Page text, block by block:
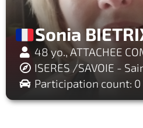
Sonia
48 yo., ATTACHEE
ISERES /SAVOIE -
Participation count: 0